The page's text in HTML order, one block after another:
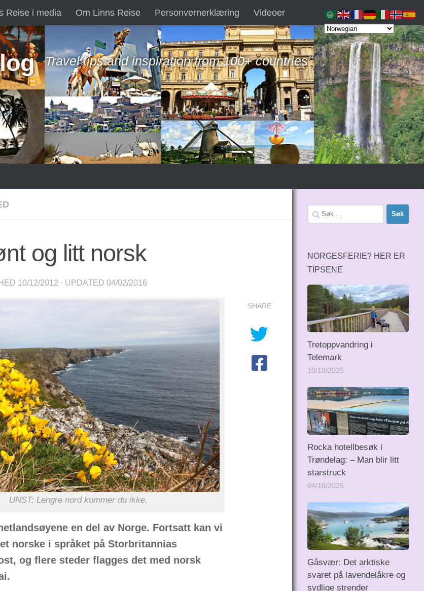
Reise i media Om Linns Reise Personvernerklæring Videoer
Travel tips and inspiration from 100+ countries
og litt norsk
10/12/2012 · UPDATED 04/02/2016
UNST: Lengre nord kommer du ikke.
en del av Norge. Fortsatt kan vi
norske i språket på Storbritannias
og flere steder flagges det med norsk
SHARE
Søk
etter:
NORGESFERIE? HER ER
TIPSENE
Tretoppvandring i
Telemark
10/10/2025
Rocka hotellbesøk i
Trøndelag: – Man blir litt
starstruck
04/10/2025
Gåsvær: Det arktiske
svaret på lavendelåkre og
sydlige strender